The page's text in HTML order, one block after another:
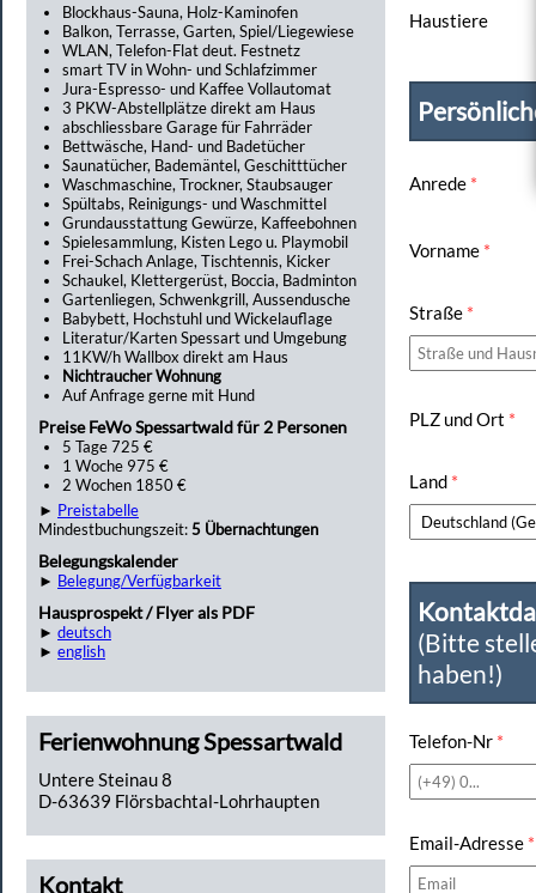
Blockhaus-Sauna, Holz-Kaminofen
Balkon, Terrasse, Garten, Spiel/Liegewiese
WLAN, Telefon-Flat deut. Festnetz
smart TV in Wohn- und Schlafzimmer
Jura-Espresso- und Kaffee Vollautomat
3 PKW-Abstellplätze direkt am Haus
abschliessbare Garage für Fahrräder
Bettwäsche, Hand- und Badetücher
Saunatücher, Bademäntel, Geschitttücher
Waschmaschine, Trockner, Staubsauger
Spültabs, Reinigungs- und Waschmittel
Grundausstattung Gewürze, Kaffeebohnen
Spielesammlung, Kisten Lego u. Playmobil
Frei-Schach Anlage, Tischtennis, Kicker
Schaukel, Klettergerüst, Boccia, Badminton
Gartenliegen, Schwenkgrill, Aussendusche
Babybett, Hochstuhl und Wickelauflage
Literatur/Karten Spessart und Umgebung
11KW/h Wallbox direkt am Haus
Nichtraucher Wohnung
Auf Anfrage gerne mit Hund
Preise FeWo Spessartwald für 2 Personen
5 Tage 725 €
1 Woche 975 €
2 Wochen 1850 €
► Preistabelle
Mindestbuchungszeit:5 Übernachtungen
Belegungskalender
► Belegung/Verfügbarkeit
Hausprospekt / Flyer als PDF
► deutsch
► english
Ferienwohnung Spessartwald
Untere Steinau 8
D-63639 Flörsbachtal-Lohrhaupten
Kontakt
Haustiere
Anrede *
Vorname *
Straße *
PLZ und Ort *
Land *
(Bitte
haben!)
Telefon-Nr *
Email-Adresse *